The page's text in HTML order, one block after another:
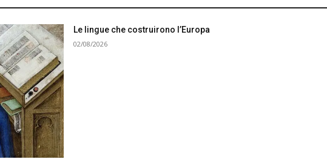
Le lingue che costruirono l’Europa
02/08/2026